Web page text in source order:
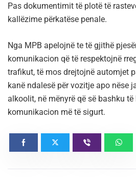
Pas dokumentimit të plotë të
kallëzime përkatëse penale.
Nga MPB apelojnë te të gjithë
komunikacion që të respektojnë
trafikut, të mos drejtojnë automjet
kanë ndalesë për vozitje apo nëse
alkoolit, në mënyrë që së bashku
komunikacion më të sigurt.